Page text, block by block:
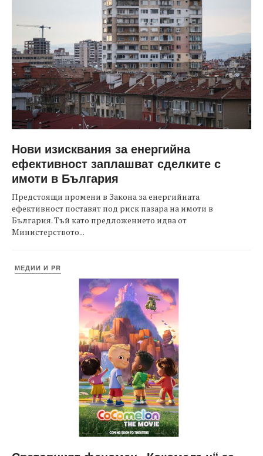
Нови изисквания за енергийна
ефективност заплашват сделките с
имоти в България
Предстоящи промени в Закона за енергийната
ефективност поставят под риск пазара на имоти в
България. Тъй като предложението идва от
Министерството...
МЕДИИ И PR